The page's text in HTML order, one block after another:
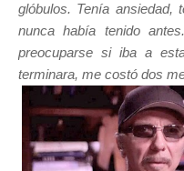
glóbulos. Tenía ansiedad,
nunca había tenido
preocuparse si iba a
terminara, me costó dos